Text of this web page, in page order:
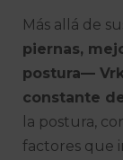
Más allá de
piernas,
postura—
constante
la postura,
factores que